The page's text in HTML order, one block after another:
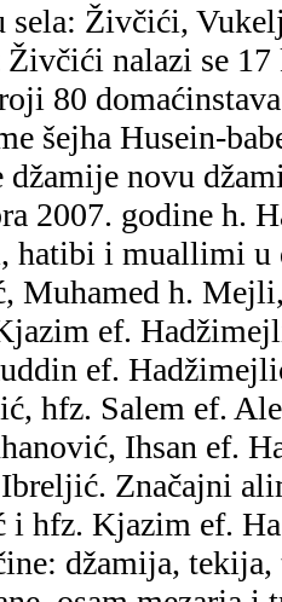
sela: Živčići,
nalazi se
80
šejha Husein-
džamije novu
2007. godine h.
hatibi i muallimi u
Muhamed h.
ef.
ef.
hfz. Salem ef.
Ihsan ef.
Značajni
i hfz. Kjazim ef.
džamija,